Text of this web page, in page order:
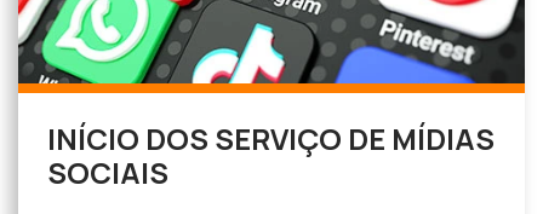
INÍCIO DOS SERVIÇO DE MÍDIAS
SOCIAIS